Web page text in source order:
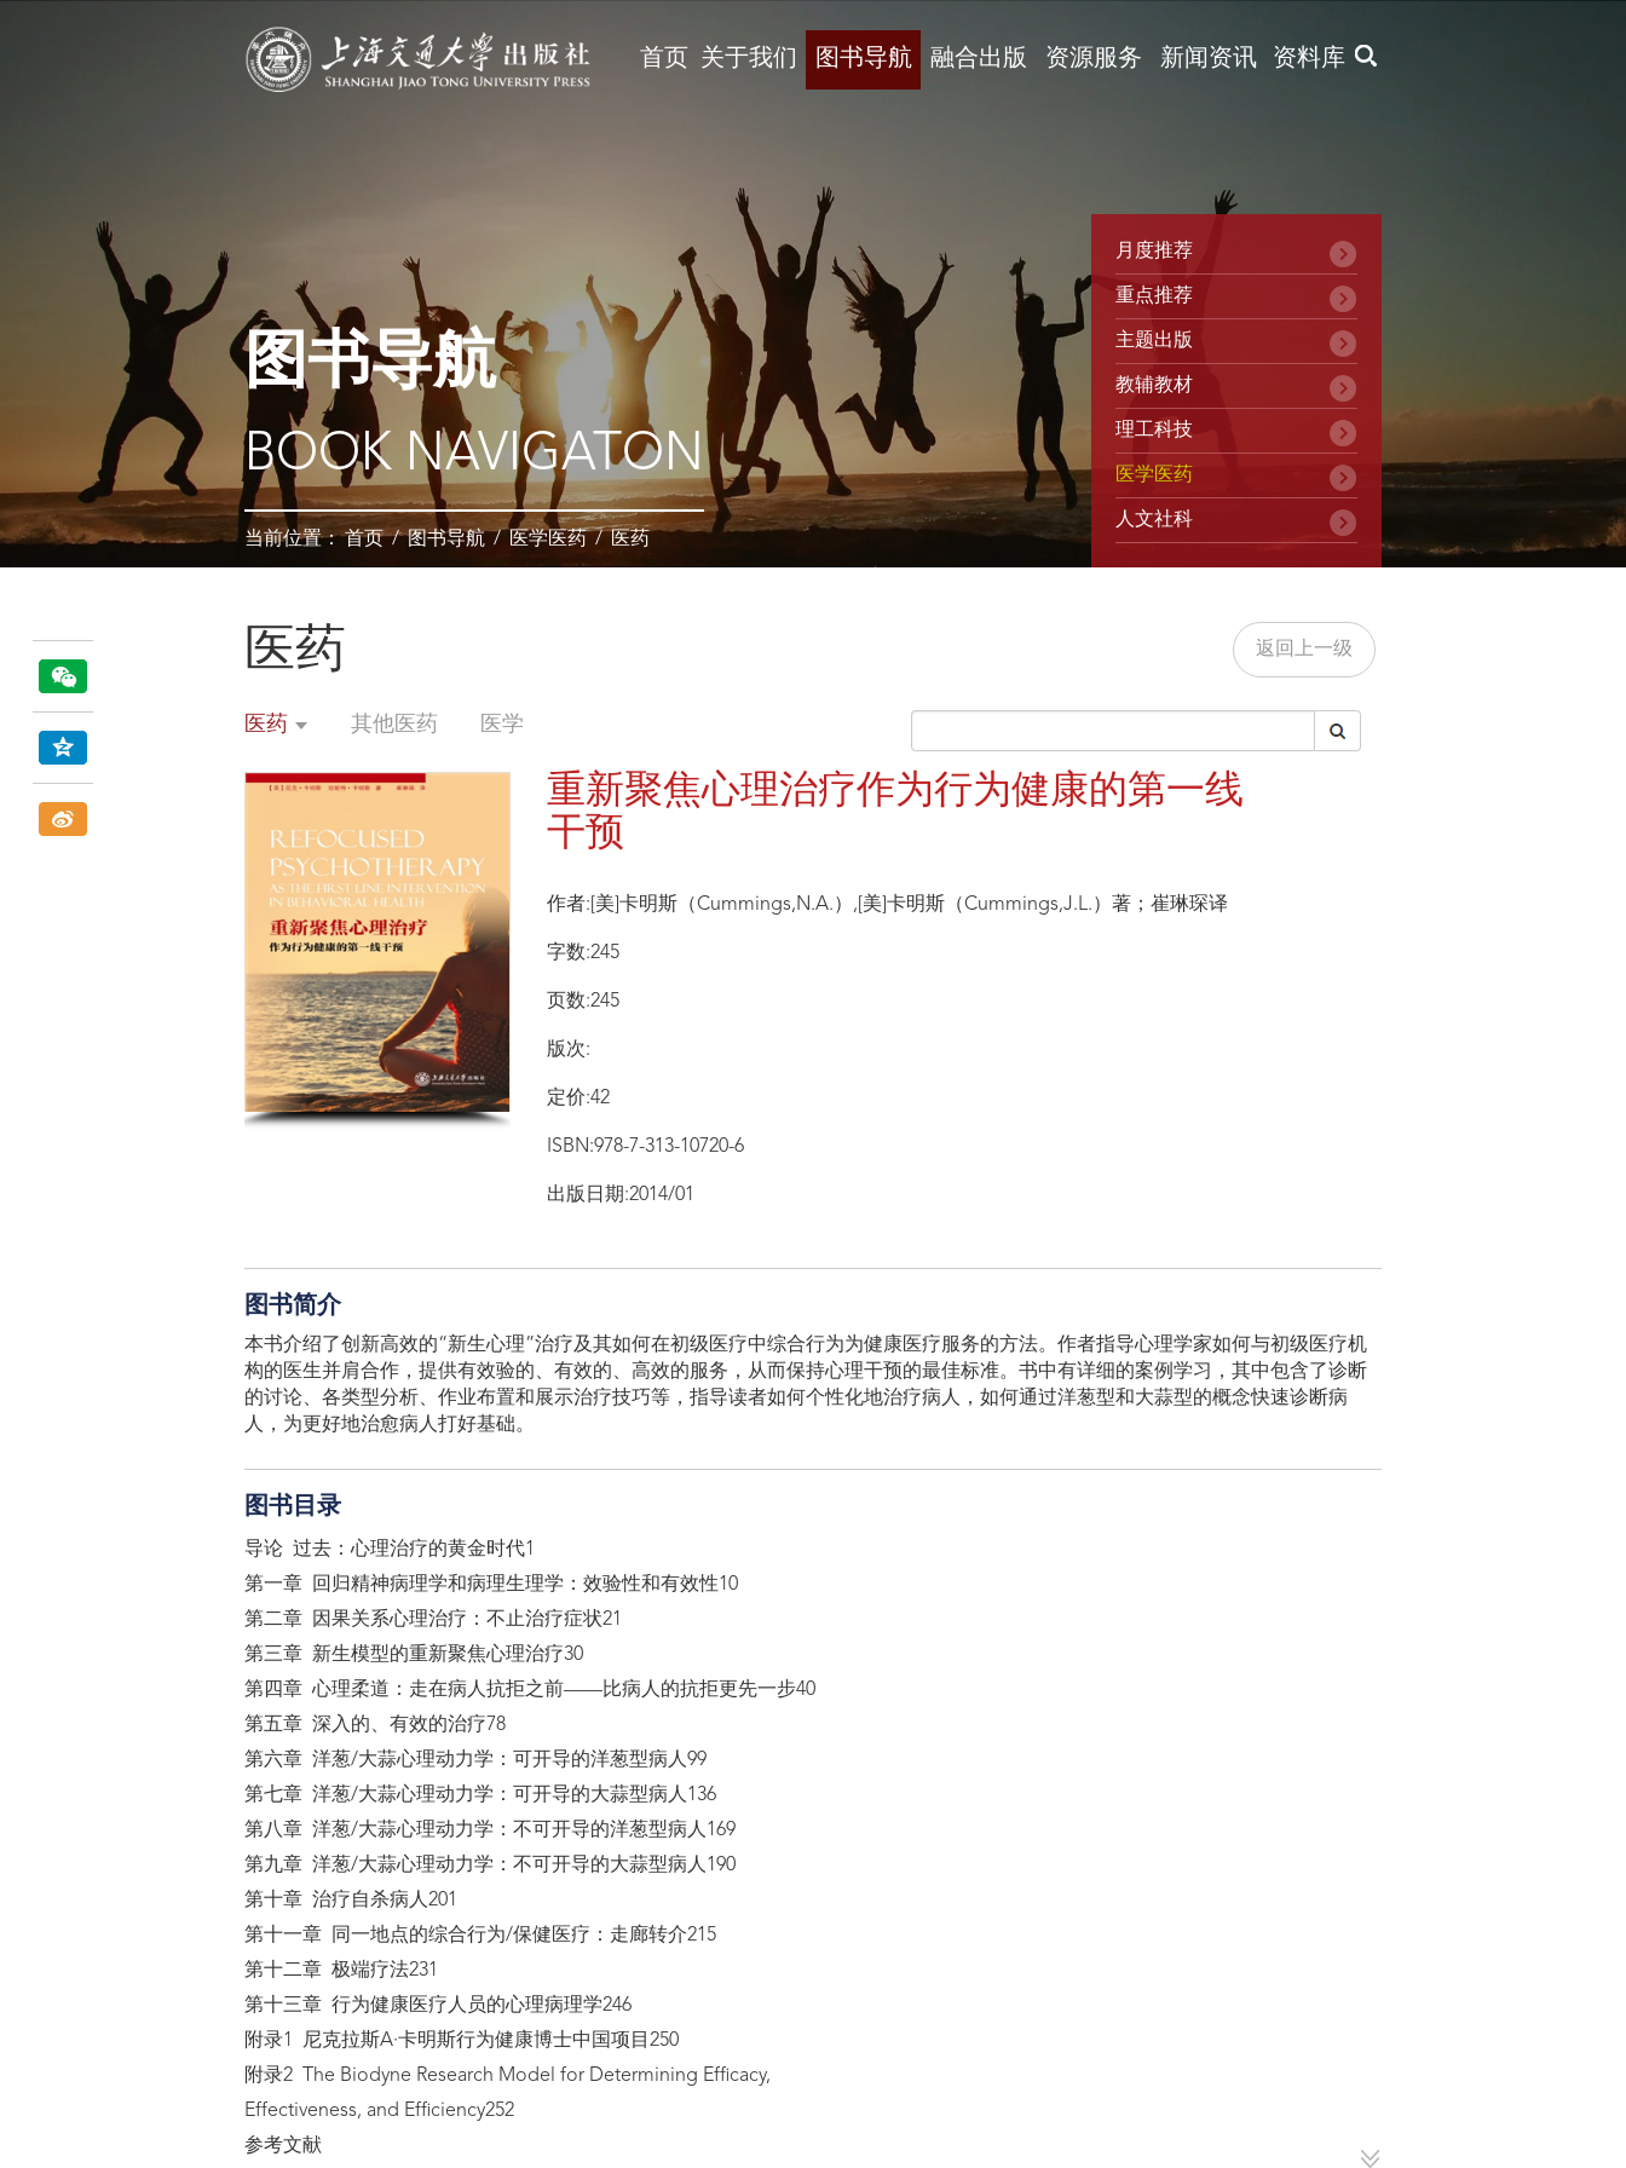
X
首页 关于我们 图书导航 融合出版 资源服务 新闻资讯 资料库
图书导航
BOOK NAVIGATON
当前位置：首页/图书导航 / 医学医药 / 医药
月度推荐
重点推荐
主题出版
教辅教材
理工科技
医学医药
人文社科
医药 返回上一级
医药 其他医药 医学
重新聚焦心理治疗作为行为健康的第一线
干预
作者:[美]卡明斯（Cummings,N.A.）,[美]卡明斯（Cummings,J.L.）著；崔琳琛译
字数:245
页数:245
版次:
定价:42
ISBN:978-7-313-10720-6
出版日期:2014/01
图书简介
本书介绍了创新高效的“新生心理”治疗及其如何在初级医疗中综合行为为健康医疗服务的方法。作者指导心理学家如何与初级医疗机
构的医生并肩合作，提供有效验的、有效的、高效的服务，从而保持心理干预的最佳标准。书中有详细的案例学习，其中包含了诊断
的讨论、各类型分析、作业布置和展示治疗技巧等，指导读者如何个性化地治疗病人，如何通过洋葱型和大蒜型的概念快速诊断病
人，为更好地治愈病人打好基础。
图书目录
导论 过去：心理治疗的黄金时代1
第一章 回归精神病理学和病理生理学：效验性和有效性10
第二章 因果关系心理治疗：不止治疗症状21
第三章 新生模型的重新聚焦心理治疗30
第四章 心理柔道：走在病人抗拒之前——比病人的抗拒更先一步40
第五章 深入的、有效的治疗78
第六章 洋葱/大蒜心理动力学：可开导的洋葱型病人99
第七章 洋葱/大蒜心理动力学：可开导的大蒜型病人136
第八章 洋葱/大蒜心理动力学：不可开导的洋葱型病人169
第九章 洋葱/大蒜心理动力学：不可开导的大蒜型病人190
第十章 治疗自杀病人201
第十一章 同一地点的综合行为/保健医疗：走廊转介215
第十二章 极端疗法231
第十三章 行为健康医疗人员的心理病理学246
附录1 尼克拉斯A·卡明斯行为健康博士中国项目250
附录2 The Biodyne Research Model for Determining Efficacy,
Effectiveness, and Efficiency252
参考文献